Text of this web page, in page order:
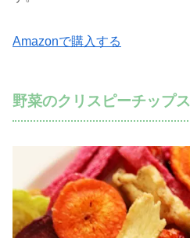
Amazonで購入する
野菜のクリスピーチップス